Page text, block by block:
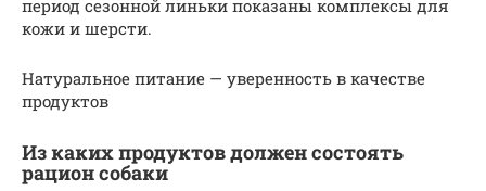
период сезонной линьки показаны комплексы для
кожи и шерсти.
Натуральное питание — уверенность в качестве
продуктов
Из каких продуктов должен состоять
рацион собаки